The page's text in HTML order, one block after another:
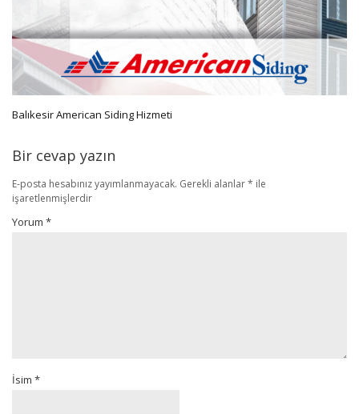
Balıkesir American Siding Hizmeti
Bir cevap yazın
E-posta hesabınız yayımlanmayacak. Gerekli alanlar* ile
işaretlenmişlerdir
Yorum *
İsim *